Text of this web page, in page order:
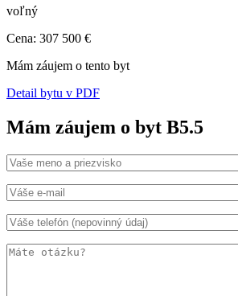
voľný
Cena: 307 500 €
Mám záujem o tento byt
Detail bytu v PDF
Mám záujem o byt B5.5